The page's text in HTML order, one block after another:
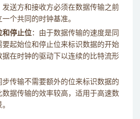
发送方和接收方必须在数据传输之前
个共同的时钟基准。
和停止位：由于数据传输的速度是同
要起始位和停止位来标识数据的开始
据在时钟的驱动下以连续的比特流形
步传输不需要额外的位来标识数据的
数据传输的效率较高，适用于高速数